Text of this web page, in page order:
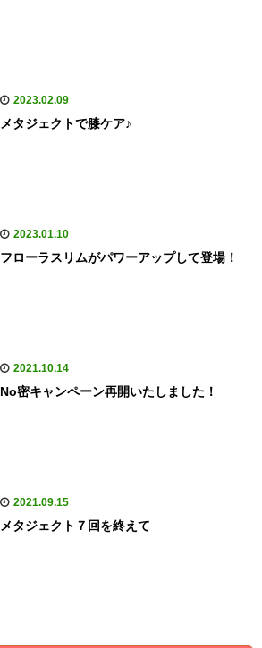
2023.02.09
メタジェクトで膝ケア♪
2023.01.10
フローラスリムがパワーアップして登場！
2021.10.14
No密キャンペーン再開いたしました！
2021.09.15
メタジェクト７回を終えて